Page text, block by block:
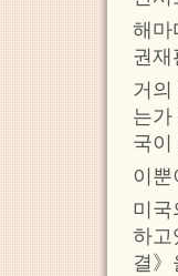
해마
권재
거의
는가
국이
이뿐
미국
하고
결